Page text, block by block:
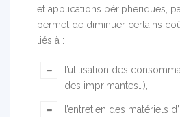
et applications périphériques,
permet de diminuer certains
liés à :
l’utilisation des
des imprimantes…),
l’entretien des matériels